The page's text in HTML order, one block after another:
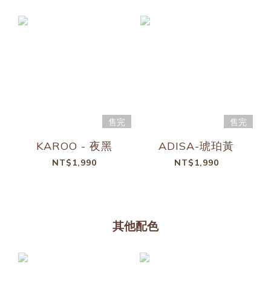
售完
KAROO - 夜黑
NT$1,990
售完
ADISA-琥珀黃
NT$1,990
其他配色